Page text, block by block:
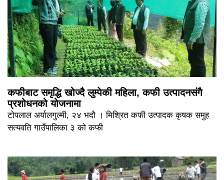
कफीबाट समृद्धि खोज्दै लुम्पेकी महिला, कफी उत्पादनसंगै
प्रशोधनको योजनामा
टोपलाल अर्यालगुल्मी, २४ भदौ । मिश्रित कफी उत्पादक कृषक समुह
सत्यवति गाउँपालिका ३ को कफी